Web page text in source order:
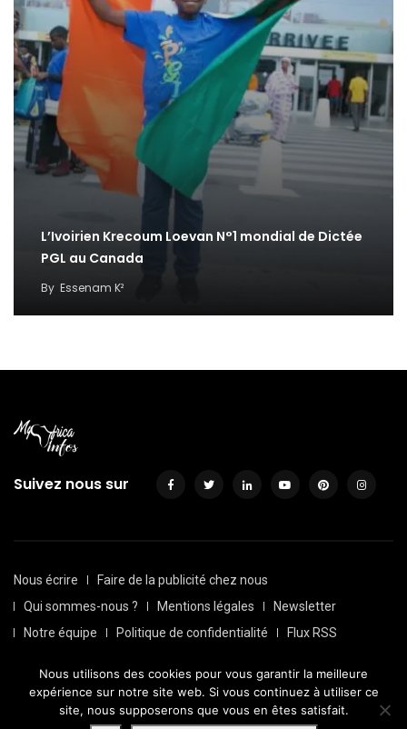
L’Ivoirien Krecoum Loevan N°1 mondial de Dictée
PGL au Canada
By Essenam K²
Suivez nous sur
Nous écrire
Faire de la publicité chez nous
Qui sommes-nous ?
Mentions légales
Newsletter
Notre équipe
Politique de confidentialité
Flux RSS
© Depuis 2016, Myafricainfos. Tout droits réservés | Fait avec
Transversall
Nous utilisons des cookies pour vous garantir la meilleure
expérience sur notre site web. Si vous continuez à utiliser ce
site, nous supposerons que vous en êtes satisfait.